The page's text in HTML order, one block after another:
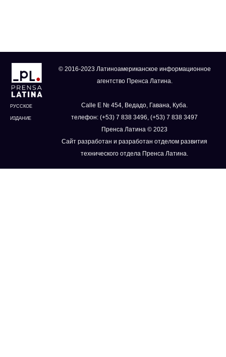
РУССКОЕ
ИЗДАНИЕ
© 2016-2023 Латиноамериканское информационное
агентство Пренса Латина.
Calle E № 454, Ведадо, Гавана, Куба.
телефон: (+53) 7 838 3496, (+53) 7 838 3497
Пренса Латина © 2023
Сайт разработан и разработан отделом развития
технического отдела Пренса Латина.